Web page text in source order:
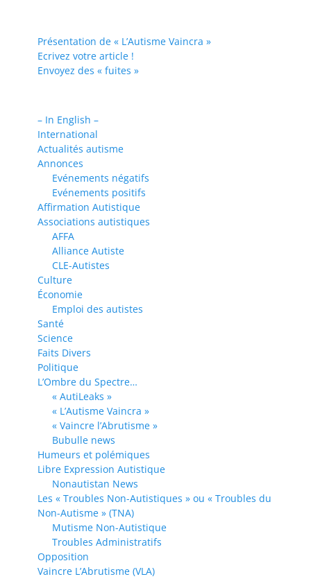
Présentation de « L’Autisme Vaincra »
Ecrivez votre article !
Envoyez des « fuites »
– In English –
International
Actualités autisme
Annonces
Evénements négatifs
Evénements positifs
Affirmation Autistique
Associations autistiques
AFFA
Alliance Autiste
CLE-Autistes
Culture
Économie
Emploi des autistes
Santé
Science
Faits Divers
Politique
L’Ombre du Spectre…
« AutiLeaks »
« L’Autisme Vaincra »
« Vaincre l’Abrutisme »
Bubulle news
Humeurs et polémiques
Libre Expression Autistique
Nonautistan News
Les « Troubles Non-Autistiques » ou « Troubles du
Non-Autisme » (TNA)
Mutisme Non-Autistique
Troubles Administratifs
Opposition
Vaincre L’Abrutisme (VLA)